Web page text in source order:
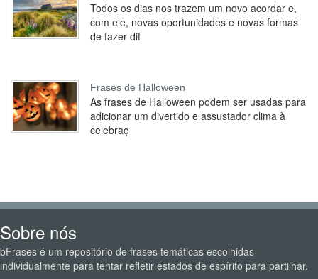
Todos os dias nos trazem um novo acordar e,
com ele, novas oportunidades e novas formas
de fazer dif
Frases de Halloween
As frases de Halloween podem ser usadas para
adicionar um divertido e assustador clima à
celebraç
Sobre nós
bFrases é um repositório de frases temáticas escolhidas
individualmente para tentar refletir estados de espírito para partilhar.